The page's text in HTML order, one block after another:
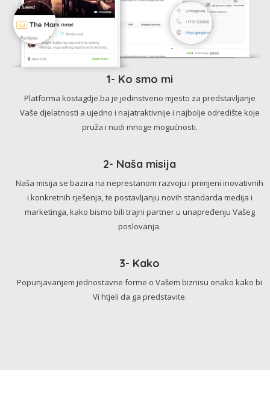
1- Ko smo mi
Platforma kostagdje.ba je jedinstveno mjesto za predstavljanje
Vaše djelatnosti a ujedno i najatraktivnije i najbolje odredište koje
pruža i nudi mnoge mogućnosti.
2- Naša misija
Naša misija se bazira na neprestanom razvoju i primjeni inovativnih
i konkretnih rješenja, te postavljanju novih standarda medija i
marketinga, kako bismo bili trajni partner u unapređenju Vašeg
poslovanja.
3- Kako
Popunjavanjem jednostavne forme o Vašem biznisu onako kako bi
Vi htjeli da ga predstavite.